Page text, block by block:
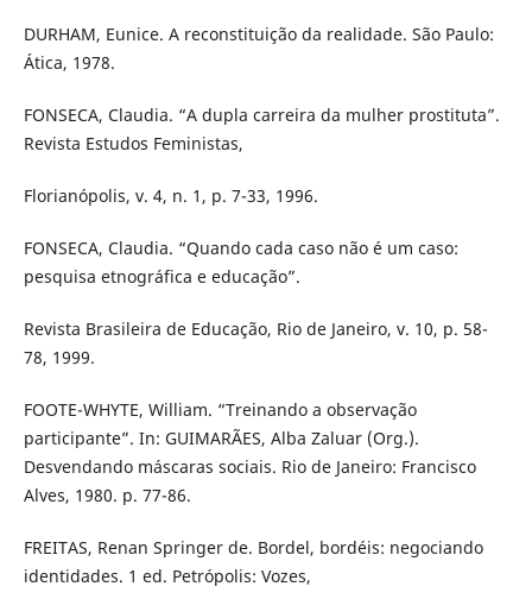
DURHAM, Eunice. A reconstituição da realidade. São Paulo:
Ática, 1978.
FONSECA, Claudia. “A dupla carreira da mulher prostituta”.
Revista Estudos Feministas,
Florianópolis, v. 4, n. 1, p. 7-33, 1996.
FONSECA, Claudia. “Quando cada caso não é um caso:
pesquisa etnográfica e educação”.
Revista Brasileira de Educação, Rio de Janeiro, v. 10, p. 58-
78, 1999.
FOOTE-WHYTE, William. “Treinando a observação
participante”. In: GUIMARÃES, Alba Zaluar (Org.).
Desvendando máscaras sociais. Rio de Janeiro: Francisco
Alves, 1980. p. 77-86.
FREITAS, Renan Springer de. Bordel, bordéis: negociando
identidades. 1 ed. Petrópolis: Vozes,